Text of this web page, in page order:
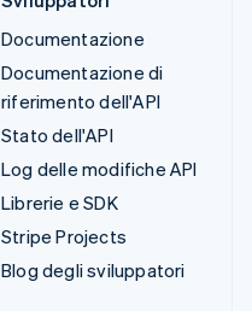
Documentazione
Documentazione di
riferimento dell'API
Stato dell'API
Log delle modifiche API
Librerie e SDK
Stripe Projects
Blog degli sviluppatori